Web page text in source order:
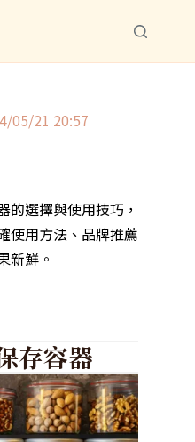
05/21 20:57
的選擇與使用技巧，
使用方法、品牌推薦
新鮮。
存容器